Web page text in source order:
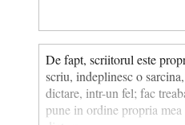
De fapt, scriitorul este
scriu, indeplinesc o
dictare, intr-un fel; fac
pune in ordine propria